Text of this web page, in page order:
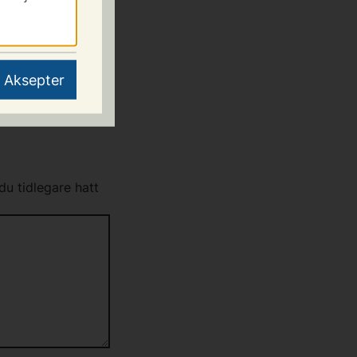
er samla
87 00/ e-
Aksepter
tidlegare hatt